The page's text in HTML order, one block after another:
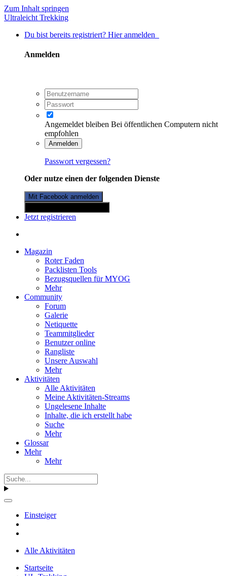
Zum Inhalt springen
Ultraleicht Trekking
Du bist bereits registriert? Hier anmelden
Anmelden
Angemeldet bleiben Bei öffentlichen Computern nicht
empfohlen
Anmelden
Passwort vergessen?
Oder nutze einen der folgenden Dienste
Mit Facebook anmelden
Jetzt registrieren
Magazin
Roter Faden
Packlisten Tools
Bezugsquellen für MYOG
Mehr
Community
Forum
Galerie
Netiquette
Teammitglieder
Benutzer online
Rangliste
Unsere Auswahl
Mehr
Aktivitäten
Alle Aktivitäten
Meine Aktivitäten-Streams
Ungelesene Inhalte
Inhalte, die ich erstellt habe
Suche
Mehr
Glossar
Mehr
Mehr
Einsteiger
Alle Aktivitäten
Startseite